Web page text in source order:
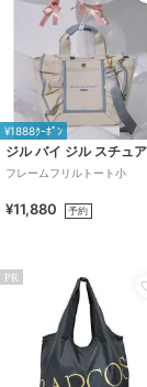
¥1888ｸｰﾎﾟﾝ
フレームフリルトート小
¥11,880 予約
PR